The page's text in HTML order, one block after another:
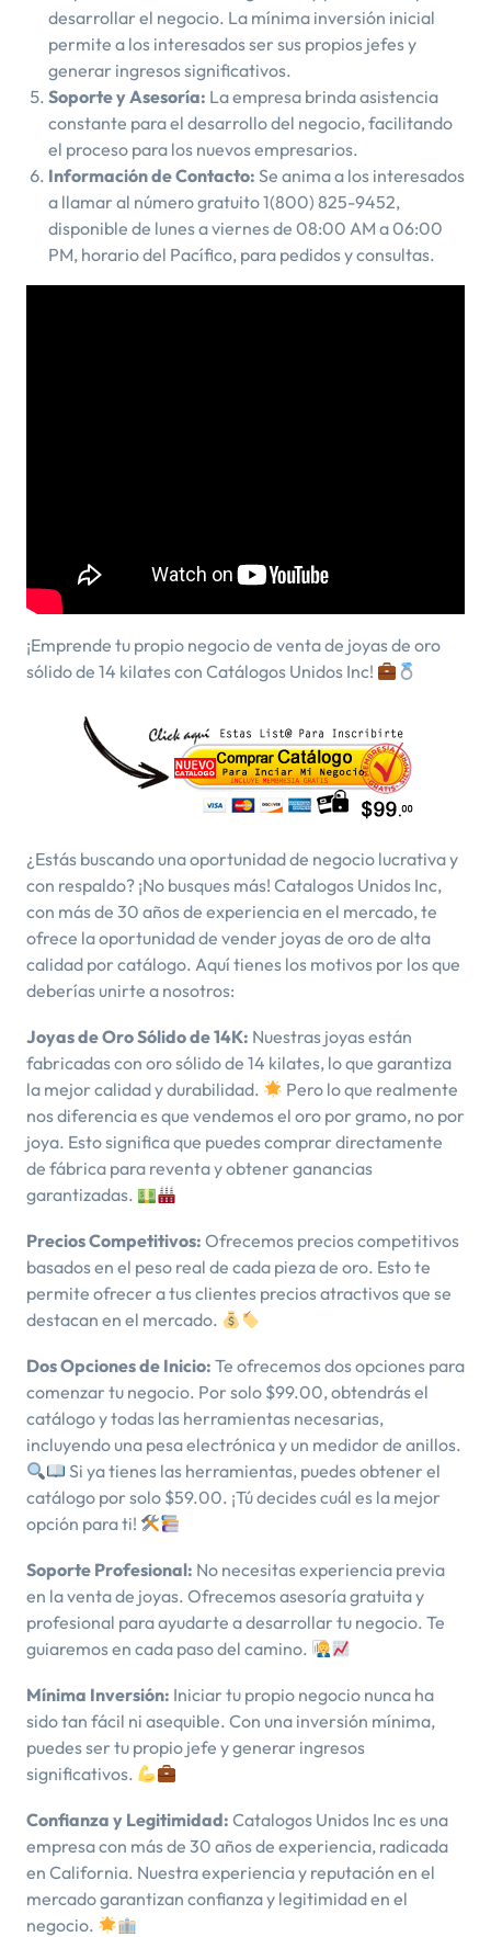
desarrollar el negocio. La mínima inversión inicial
permite a los interesados ser sus propios jefes y
generar ingresos significativos.
Soporte y Asesoría: La empresa brinda asistencia
constante para el desarrollo del negocio, facilitando
el proceso para los nuevos empresarios.
Información de Contacto: Se anima a los interesados
a llamar al número gratuito 1(800) 825-9452,
disponible de lunes a viernes de 08:00 AM a 06:00
PM, horario del Pacífico, para pedidos y consultas.
¡Emprende tu propio negocio de venta de joyas de oro
sólido de 14 kilates con Catálogos Unidos Inc!
¿Estás buscando una oportunidad de negocio lucrativa y
con respaldo? ¡No busques más! Catalogos Unidos Inc,
con más de 30 años de experiencia en el mercado, te
ofrece la oportunidad de vender joyas de oro de alta
calidad por catálogo. Aquí tienes los motivos por los que
deberías unirte a nosotros:
Joyas de Oro Sólido de 14K: Nuestras joyas están
fabricadas con oro sólido de 14 kilates, lo que garantiza
la mejor calidad y durabilidad.
Pero lo que realmente
nos diferencia es que vendemos el oro por gramo, no por
joya. Esto significa que puedes comprar directamente
de fábrica para reventa y obtener ganancias
garantizadas.
Precios Competitivos: Ofrecemos precios competitivos
basados en el peso real de cada pieza de oro. Esto te
permite ofrecer a tus clientes precios atractivos que se
destacan en el mercado.
Dos Opciones de Inicio: Te ofrecemos dos opciones para
comenzar tu negocio. Por solo $99.00, obtendrás el
catálogo y todas las herramientas necesarias,
incluyendo una pesa electrónica y un medidor de anillos.
Si ya tienes las herramientas, puedes obtener el
catálogo por solo $59.00. ¡Tú decides cuál es la mejor
opción para ti!
Soporte Profesional: No necesitas experiencia previa
en la venta de joyas. Ofrecemos asesoría gratuita y
profesional para ayudarte a desarrollar tu negocio. Te
guiaremos en cada paso del camino.
Mínima Inversión: Iniciar tu propio negocio nunca ha
sido tan fácil ni asequible. Con una inversión mínima,
puedes ser tu propio jefe y generar ingresos
significativos.
Confianza y Legitimidad: Catalogos Unidos Inc es una
empresa con más de 30 años de experiencia, radicada
en California. Nuestra experiencia y reputación en el
mercado garantizan confianza y legitimidad en el
negocio.